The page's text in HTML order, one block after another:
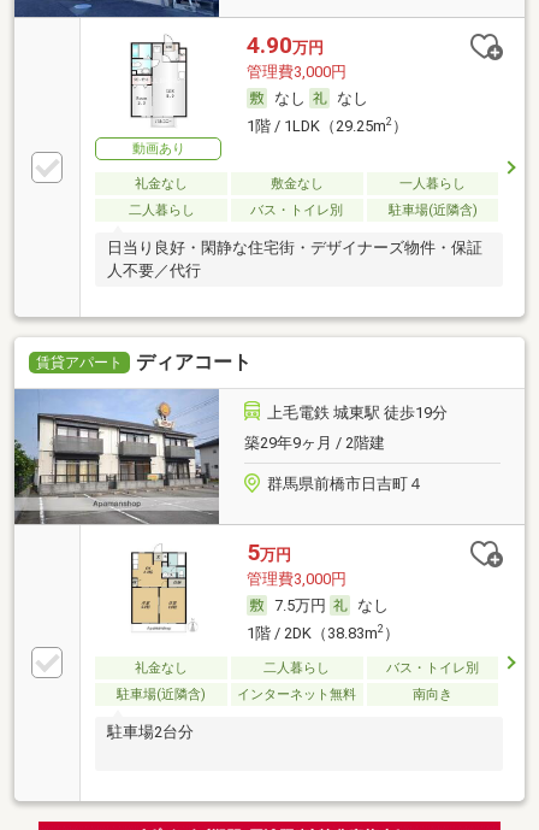
動画あり
4.90万円
管理費3,000円
なし
なし
1階 / 1LDK（29.25m2）
礼金なし 敷金なし
一人暮らし
二人暮らし
バス・トイレ別 駐車場(近隣含)
日当り良好・閑静な住宅街・デザイナーズ物件・保証
人不要／代行
賃貸アパート ディアコート
上毛電鉄 城東駅 徒歩19分
築29年9ヶ月 / 2階建
群馬県前橋市日吉町４
5万円
管理費3,000円
7.5万円
なし
1階 / 2DK（38.83m2）
礼金なし 二人暮らし
バス・トイレ別
駐車場(近隣含)
インターネット無料 南向き
駐車場2台分